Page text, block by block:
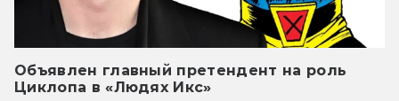
Объявлен главный претендент на роль
Циклопа в «Людях Икс»